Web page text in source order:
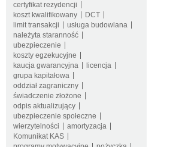
certyfikat rezydencji
koszt kwalifikowany
DCT
limit transakcji
usługa budowlana
należyta staranność
ubezpieczenie
koszty egzekucyjne
kaucja gwarancyjna
licencja
grupa kapitałowa
oddział zagraniczny
świadczenie złożone
odpis aktualizujący
ubezpieczenie społeczne
wierzytelności
amortyzacja
Komunikat KAS